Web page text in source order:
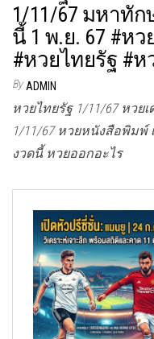
1/11/67 มหาทัก
นี้ 1 พ.ย. 67 #ห
#หวยไทยรัฐ #ห
By ADMIN
หวยไทยรัฐ 1/11/67 หวย
1/11/67 หวยหนังสือพิมพ์
งวดนี้ หวยออกอะไร